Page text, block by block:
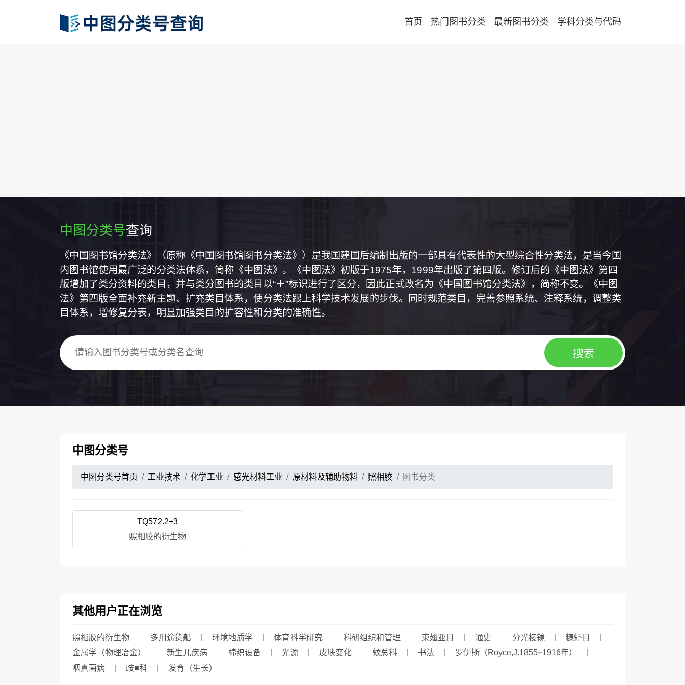
首页 热门图书分类 最新图书分类 学科分类与代码
中图分类号查询
《中国图书馆分类法》（原称《中国图书馆图书分类法》）是我国建国后编制出版的一部具有代表性的大型综合性分类法，是当今国
内图书馆使用最广泛的分类法体系，简称《中图法》。《中图法》初版于1975年，1999年出版了第四版。修订后的《中图法》第四
版增加了类分资料的类目，并与类分图书的类目以“＋”标识进行了区分，因此正式改名为《中国图书馆分类法》，简称不变。《中图
法》第四版全面补充新主题、扩充类目体系，使分类法跟上科学技术发展的步伐。同时规范类目，完善参照系统、注释系统，调整类
目体系，增修复分表，明显加强类目的扩容性和分类的准确性。
中图分类号
中图分类号首页 工业技术 化学工业 感光材料工业 原材料及辅助物料 照相胶 图书分类
TQ572.2+3
照相胶的衍生物
其他用户正在浏览
照相胶的衍生物 多用途货船 环境地质学 体育科学研究 科研组织和管理 束翅亚目 通史 分光棱镜
糠虾目
金属学（物理冶金）
新生儿疾病 棉织设备 光源 皮肤变化 蚊总科 书法
罗伊斯（Royce,J.1855~1916年）
咽真菌病
歧■科 发育（生长）